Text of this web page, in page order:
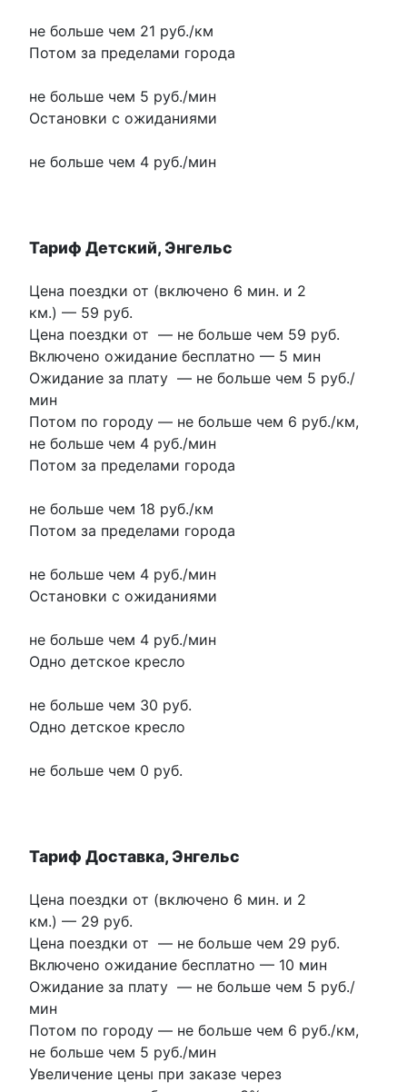
не больше чем 21 руб./км
Потом за пределами города
не больше чем 5 руб./мин
Остановки с ожиданиями
не больше чем 4 руб./мин
Тариф Детский, Энгельс
Цена поездки от (включено 6 мин. и 2
км.) — 59 руб.
Цена поездки от — не больше чем 59 руб.
Включено ожидание бесплатно — 5 мин
Ожидание за плату — не больше чем 5 руб./
мин
Потом по городу — не больше чем 6 руб./км,
не больше чем 4 руб./мин
Потом за пределами города
не больше чем 18 руб./км
Потом за пределами города
не больше чем 4 руб./мин
Остановки с ожиданиями
не больше чем 4 руб./мин
Одно детское кресло
не больше чем 30 руб.
Одно детское кресло
не больше чем 0 руб.
Тариф Доставка, Энгельс
Цена поездки от (включено 6 мин. и 2
км.) — 29 руб.
Цена поездки от — не больше чем 29 руб.
Включено ожидание бесплатно — 10 мин
Ожидание за плату — не больше чем 5 руб./
мин
Потом по городу — не больше чем 6 руб./км,
не больше чем 5 руб./мин
Увеличение цены при заказе через